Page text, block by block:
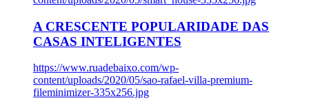
A CRESCENTE POPULARIDADE DAS
CASAS INTELIGENTES
https://www.ruadebaixo.com/wp-
content/uploads/2020/05/sao-rafael-villa-premium-
fileminimizer-335x256.jpg